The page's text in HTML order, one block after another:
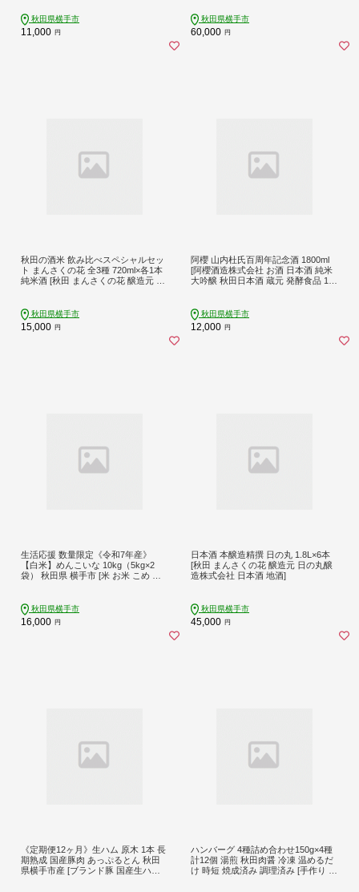
選べる]
秋田県横手市
11,000 円
秋田県横手市
60,000 円
秋田の酒米 飲み比べスペシャルセッ
ト まんさくの花 全3種 720ml×各1本
純米酒 [秋田 まんさくの花 醸造元 日
秋田県横手市
15,000 円
阿櫻 山内杜氏百周年記念酒 1800ml
[阿櫻酒造株式会社 お酒 日本酒 純米
大吟醸 秋田日本酒 蔵元 発酵食品 1.8
秋田県横手市
12,000 円
生活応援 数量限定《令和7年産》
【白米】めんこいな 10kg（5kg×2
袋） 秋田県 横手市 [米 お米 こめ 白
秋田県横手市
16,000 円
日本酒 本醸造精撰 日の丸 1.8L×6本
[秋田 まんさくの花 醸造元 日の丸醸
造株式会社 日本酒 地酒]
秋田県横手市
45,000 円
《定期便12ヶ月》生ハム 原木 1本 長
期熟成 国産豚肉 あっぷるとん 秋田
県横手市産 [ブランド豚 国産生ハム
ハンバーグ 4種詰め合わせ150g×4種
計12個 湯煎 秋田肉醤 冷凍 温めるだ
け 時短 焼成済み 調理済み [手作り 袋